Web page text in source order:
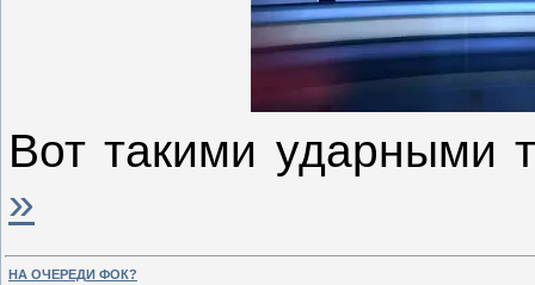
Вот такими ударными
»
НА ОЧЕРЕДИ ФОК?